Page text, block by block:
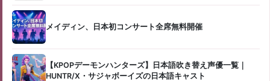
メイディン、日本初コンサート全席無料開催
【KPOPデーモンハンターズ】日本語吹き替え声優一覧｜
HUNTR/X・サジャボーイズの日本語キャスト